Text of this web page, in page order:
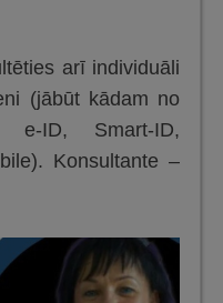
arī individuāli
(jābūt kādam no
e-ID, Smart-ID,
Konsultante –